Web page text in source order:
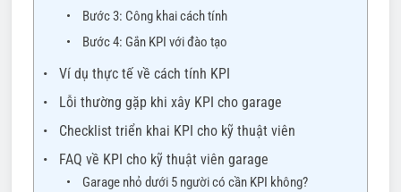
Bước 3: Công khai cách tính
Bước 4: Gắn KPI với đào tạo
Ví dụ thực tế về cách tính KPI
Lỗi thường gặp khi xây KPI cho garage
Checklist triển khai KPI cho kỹ thuật viên
FAQ về KPI cho kỹ thuật viên garage
Garage nhỏ dưới 5 người có cần KPI không?